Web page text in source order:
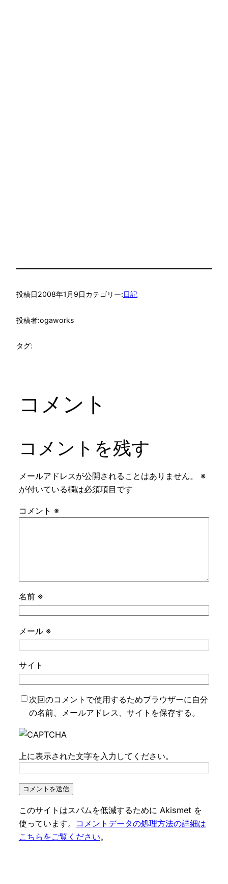
投稿日2008年1月9日カテゴリー:日記
投稿者:ogaworks
タグ:
コメント
コメントを残す
メールアドレスが公開されることはありません。
※
が付いている欄は必須項目です
コメント ※
名前 ※
メール ※
サイト
次回のコメントで使用するためブラウザーに自分
の名前、メールアドレス、サイトを保存する。
上に表示された文字を入力してください。
このサイトはスパムを低減するために Akismet を
使っています。
コメントデータの処理方法の詳細は
こちらをご覧ください。